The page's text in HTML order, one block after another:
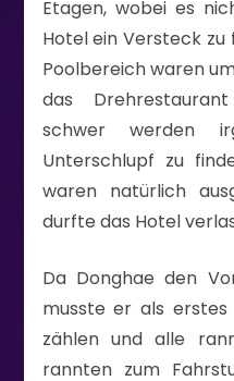
Etagen, wobei es
Hotel ein Versteck zu
Poolbereich waren
das
schwer werden
Unterschlupf zu
waren natürlich
durfte das Hotel
Da Donghae den
musste er als
zählen und alle
rannten zum